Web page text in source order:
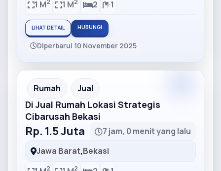
1 M
1 M 2 1
LIHAT DETAIL HUBUNGI
Diperbarui 10 November 2025
Partner Ad
Rumah Jual
Di Jual Rumah Lokasi Strategis
Cibarusah Bekasi
Rp. 1.5 Juta
7 jam, 0 menit yang lalu
Jawa Barat,Bekasi
2 2